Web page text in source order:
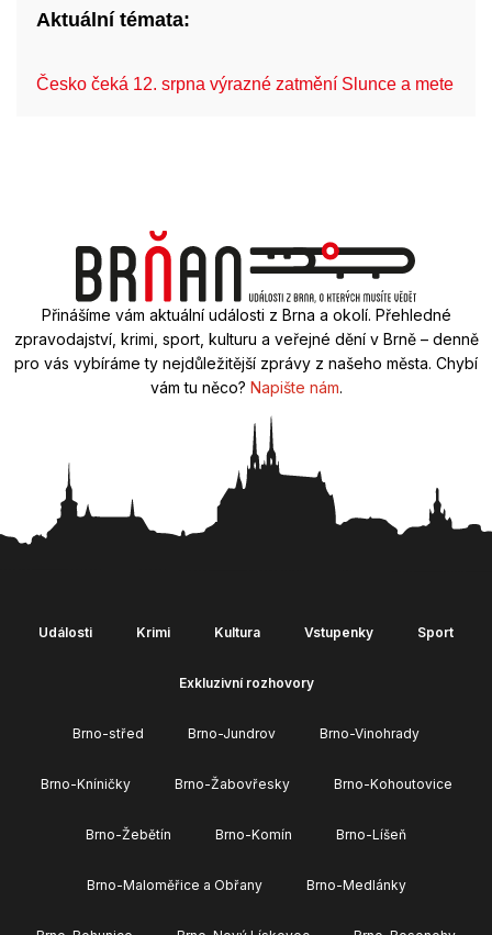
Aktuální témata:
Česko čeká 12. srpna výrazné zatmění Slunce a mete…
Přinášíme vám aktuální události z Brna a okolí. Přehledné
zpravodajství, krimi, sport, kulturu a veřejné dění v Brně – denně
pro vás vybíráme ty nejdůležitější zprávy z našeho města. Chybí
vám tu něco? Napište nám.
Události Krimi Kultura Vstupenky Sport
Exkluzivní rozhovory
Brno-střed Brno-Jundrov Brno-Vinohrady
Brno-Kníničky Brno-Žabovřesky Brno-Kohoutovice
Brno-Žebětín Brno-Komín Brno-Líšeň
Brno-Maloměřice a Obřany Brno-Medlánky